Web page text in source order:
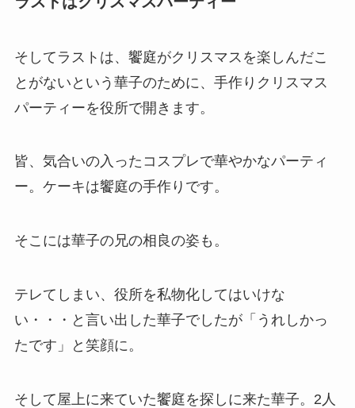
そしてラストは、饗庭がクリスマスを楽しんだこ
とがないという華子のために、手作りクリスマス
パーティーを役所で開きます。
皆、気合いの入ったコスプレで華やかなパーティ
ー。ケーキは饗庭の手作りです。
そこには華子の兄の相良の姿も。
テレてしまい、役所を私物化してはいけな
い・・・と言い出した華子でしたが「うれしかっ
たです」と笑顔に。
そして屋上に来ていた饗庭を探しに来た華子。2人